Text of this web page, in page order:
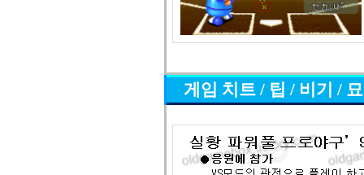
게임 치트 / 팁 / 비기 /